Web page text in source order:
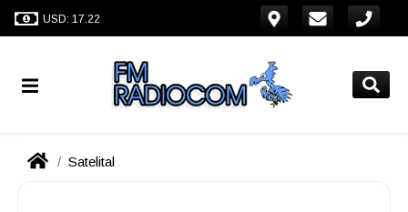
USD: 17.22
Satelital